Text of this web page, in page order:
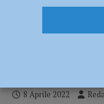
Testimoni di
8 Aprile 2022